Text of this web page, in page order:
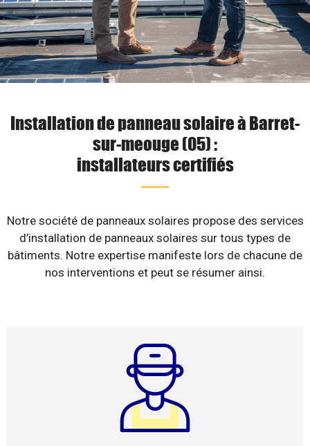
Installation de panneau solaire à Barret-
sur-meouge (05) :
installateurs certifiés
Notre société de panneaux solaires propose des services
d’installation de panneaux solaires sur tous types de
bâtiments. Notre expertise manifeste lors de chacune de
nos interventions et peut se résumer ainsi.